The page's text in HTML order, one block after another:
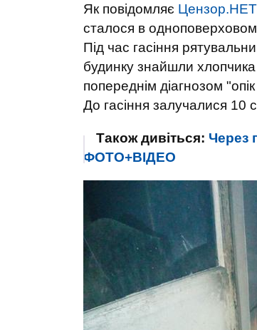
Як повідомляє Цензор.НЕТ
сталося в
Під час гасіння
будинку знайшли хлопчика
попереднім діагнозом
До гасіння залучалися 10
Також дивіться: Через
ФОТО+ВІДЕО